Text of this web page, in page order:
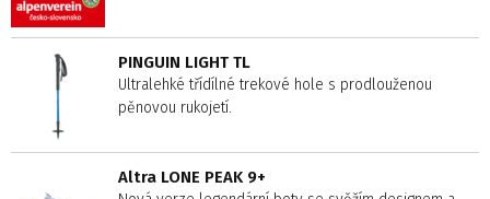
PINGUIN LIGHT TL
Ultralehké třídílné trekové hole s prodlouženou
pěnovou rukojetí.
Altra LONE PEAK 9+